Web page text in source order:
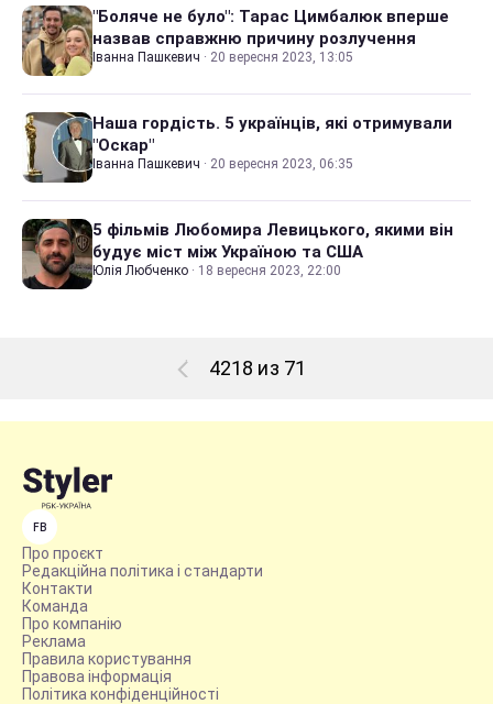
"Боляче не було": Тарас Цимбалюк вперше
назвав справжню причину розлучення
Іванна Пашкевич · 20 вересня 2023, 13:05
Наша гордість. 5 українців, які отримували
"Оскар"
Іванна Пашкевич · 20 вересня 2023, 06:35
5 фільмів Любомира Левицького, якими він
будує міст між Україною та США
Юлія Любченко · 18 вересня 2023, 22:00
4218 из 71
FB
Про проєкт
Редакційна політика і стандарти
Контакти
Команда
Про компанію
Реклама
Правила користування
Правова інформація
Політика конфіденційності